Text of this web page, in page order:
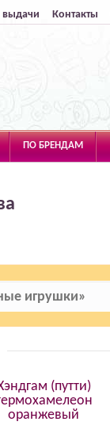
выдачи Контакты
ПО БРЕНДАМ
(путти)
оранжевый